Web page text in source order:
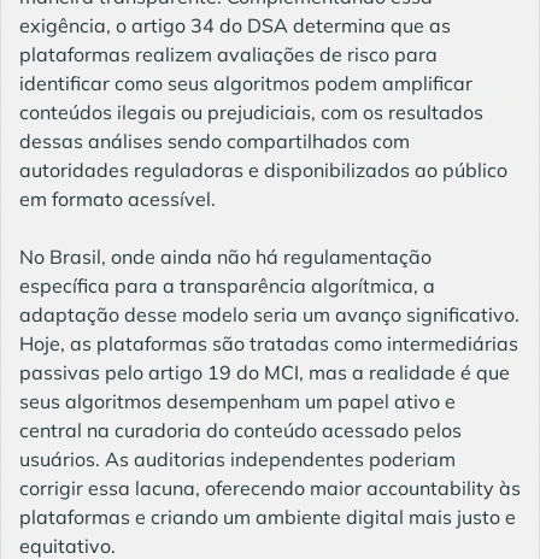
exigência, o artigo 34 do DSA determina que as
plataformas realizem avaliações de risco para
identificar como seus algoritmos podem amplificar
conteúdos ilegais ou prejudiciais, com os resultados
dessas análises sendo compartilhados com
autoridades reguladoras e disponibilizados ao público
em formato acessível.
No Brasil, onde ainda não há regulamentação
específica para a transparência algorítmica, a
adaptação desse modelo seria um avanço significativo.
Hoje, as plataformas são tratadas como intermediárias
passivas pelo artigo 19 do MCI, mas a realidade é que
seus algoritmos desempenham um papel ativo e
central na curadoria do conteúdo acessado pelos
usuários. As auditorias independentes poderiam
corrigir essa lacuna, oferecendo maior accountability às
plataformas e criando um ambiente digital mais justo e
equitativo.